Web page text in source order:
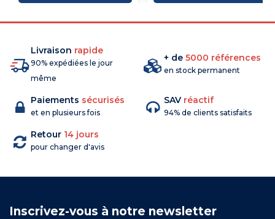
Livraison rapide
90% expédiées le jour
même
+ de 5000 références
en stock permanent
Paiements sécurisés
et en plusieurs fois
SAV réactif
94% de clients satisfaits
Retour 14 jours
pour changer d'avis
Inscrivez-vous à notre newsletter